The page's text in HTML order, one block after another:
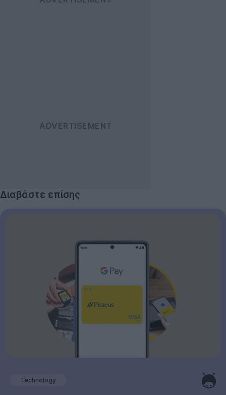
Διαβάστε επίσης
Technology